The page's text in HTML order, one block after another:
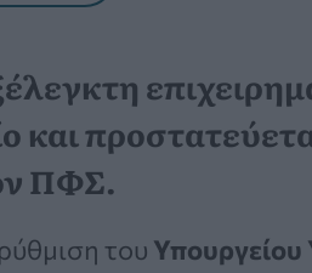
και
ΠΦΣ.
του Υπουργείου